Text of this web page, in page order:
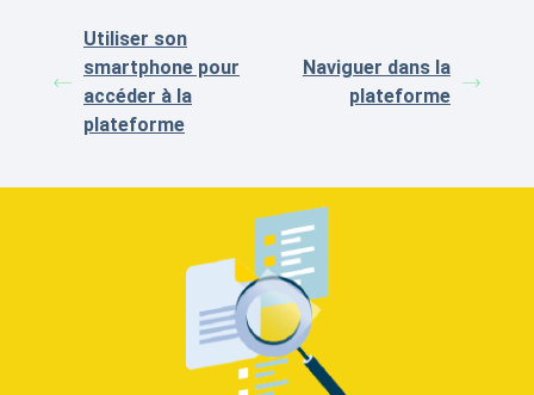
Utiliser son
smartphone pour
accéder à la
plateforme
Naviguer dans la
plateforme